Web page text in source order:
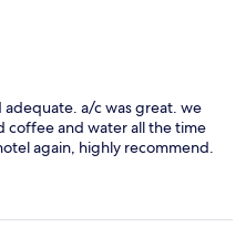
a/c was great. we
coffee and water all the time
again, highly recommend.